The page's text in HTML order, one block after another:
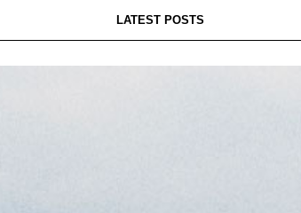
LATEST POSTS